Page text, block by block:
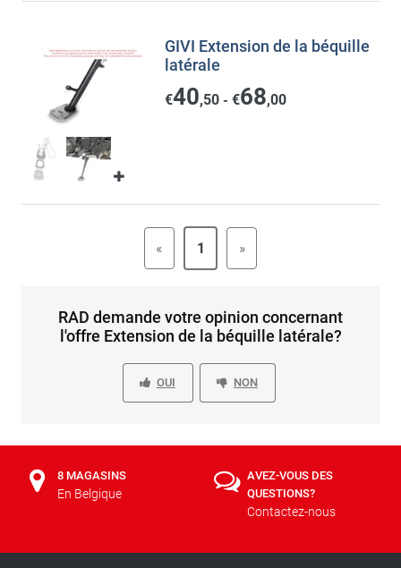
GIVI Extension de la béquille
latérale
€40,50 - €68,00
« 1 »
RAD demande votre opinion concernant
l'offre Extension de la béquille latérale?
OUI NON
8 MAGASINS
En Belgique
AVEZ-VOUS DES
QUESTIONS?
Contactez-nous